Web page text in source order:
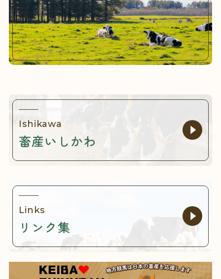
Ishikawa
畜産いしかわ
Links
リンク集